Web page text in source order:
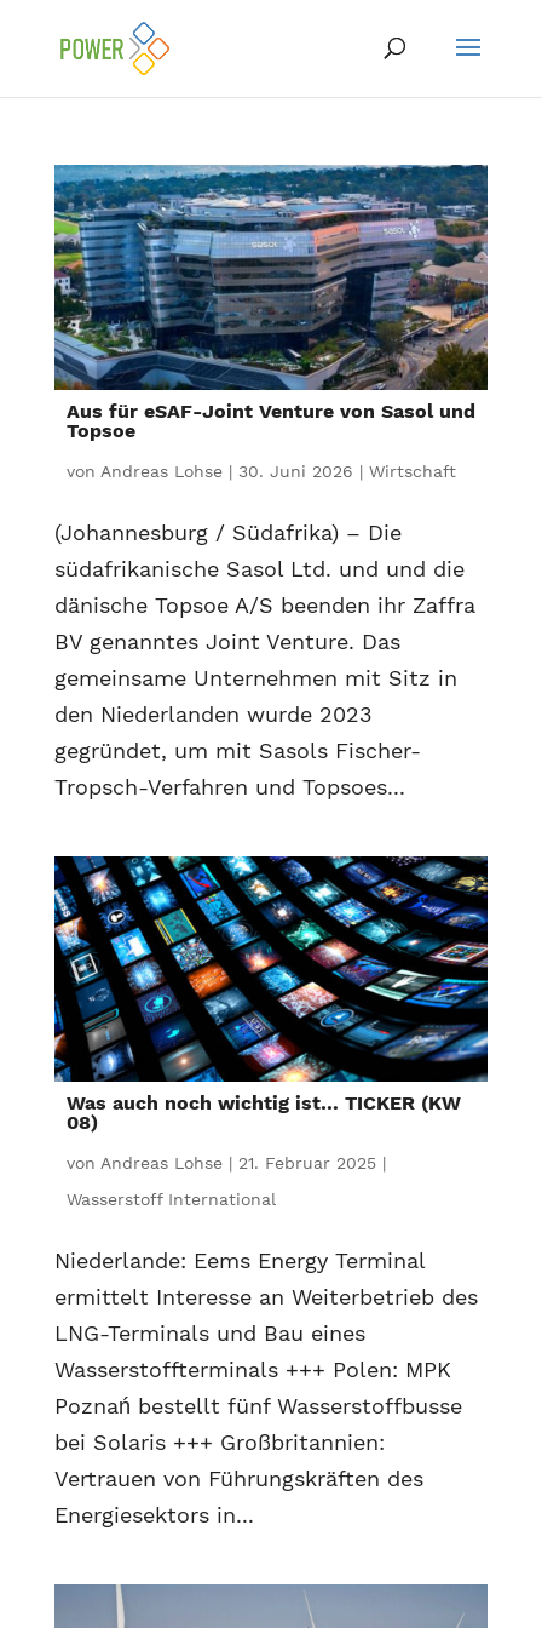
Aus für eSAF-Joint Venture von Sasol und
Topsoe
von Andreas Lohse| 30. Juni 2026 | Wirtschaft
(Johannesburg / Südafrika) – Die
südafrikanische Sasol Ltd. und und die
dänische Topsoe A/S beenden ihr Zaffra
BV genanntes Joint Venture. Das
gemeinsame Unternehmen mit Sitz in
den Niederlanden wurde 2023
gegründet, um mit Sasols Fischer-
Tropsch-Verfahren und Topsoes...
Was auch noch wichtig ist… TICKER (KW
08)
von Andreas Lohse| 21. Februar 2025|
Wasserstoff International
Niederlande: Eems Energy Terminal
ermittelt Interesse an Weiterbetrieb des
LNG-Terminals und Bau eines
Wasserstoffterminals +++ Polen: MPK
Poznań bestellt fünf Wasserstoffbusse
bei Solaris +++ Großbritannien:
Vertrauen von Führungskräften des
Energiesektors in...